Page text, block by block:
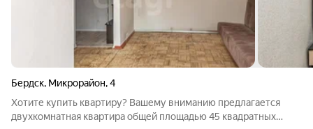
Бердск, Микрорайон,4
Хотите купить квартиру? Вашему вниманию предлагается
двухкомнатная квартира общей площадью 45 квадратных